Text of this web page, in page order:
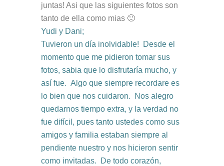
juntas! Asi que las siguientes fotos son
tanto de ella como mias 🙂
Yudi y Dani;
Tuvieron un día inolvidable! Desde el
momento que me pidieron tomar sus
fotos, sabia que lo disfrutaría mucho, y
así fue. Algo que siempre recordare es
lo bien que nos cuidaron. Nos alegro
quedarnos tiempo extra, y la verdad no
fue difícil, pues tanto ustedes como sus
amigos y familia estaban siempre al
pendiente nuestro y nos hicieron sentir
como invitadas. De todo corazón,